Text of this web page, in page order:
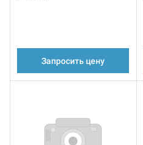
Запросить цену